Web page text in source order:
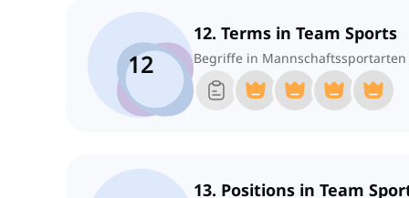
12
12. Terms in Team Sports
Begriffe in Mannschaftssportarten
13. Positions in Team